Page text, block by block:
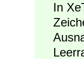
In